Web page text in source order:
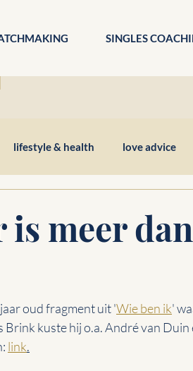
SINGLES
lifestyle & health love advice
meer
oud fragment uit 'Wie ben ik'
Brink kuste hij o.a. André van
link.